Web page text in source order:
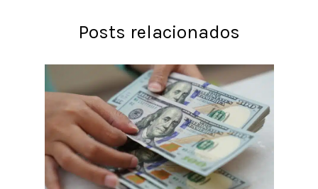
Posts relacionados